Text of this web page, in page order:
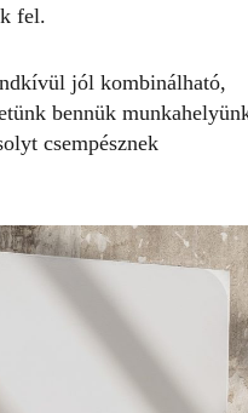
fel.
jól kombinálható,
bennük
csempésznek